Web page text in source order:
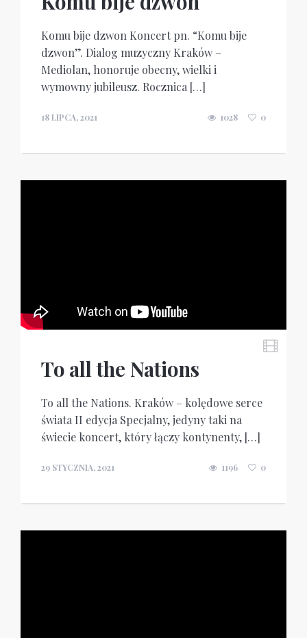
Komu bije dzwon Koncert pn. “Komu bije
dzwon”. Dialog muzyczny Kraków –
Mediolan, honoruje obecny, wielki i
wymowny jubileusz. Rocznica […]
18 LIPCA, 2021 1028 0
To all the Nations
To all the Nations. Kraków – kolędowe serce
świata II edycja Specjalny, jedyny taki na
świecie koncert, który łączy kontynenty, […]
29 STYCZNIA, 2021 1196 0